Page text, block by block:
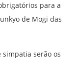
para a
de Mogi das
simpatia serão os